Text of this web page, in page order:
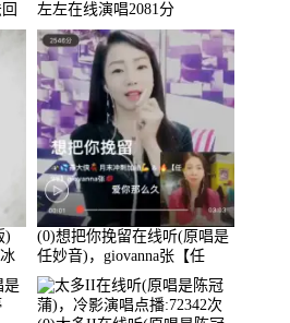
左左在线演唱2081分
)
(0)想把你挽留在线听(原唱是
任妙音)，giovanna张【任
96】演唱点播:60173次